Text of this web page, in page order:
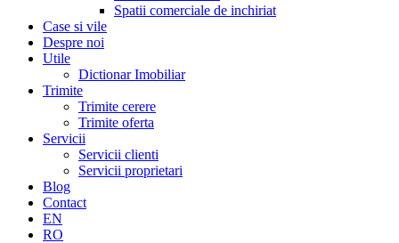
Spatii comerciale de inchiriat
Case si vile
Despre noi
Utile
Dictionar Imobiliar
Trimite
Trimite cerere
Trimite oferta
Servicii
Servicii clienti
Servicii proprietari
Blog
Contact
EN
RO